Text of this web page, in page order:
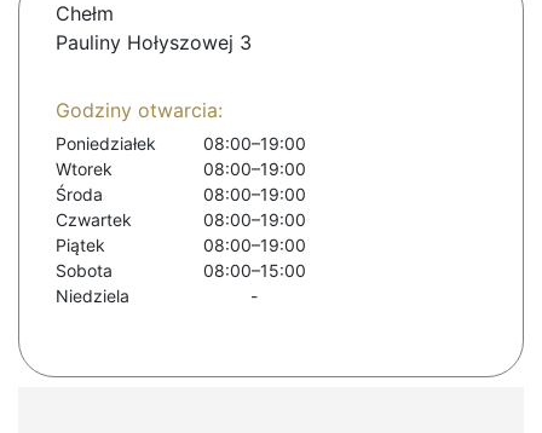
Chełm
Pauliny Hołyszowej 3
Godziny otwarcia:
Poniedziałek
08:00–19:00
Wtorek
08:00–19:00
Środa
08:00–19:00
Czwartek
08:00–19:00
Piątek
08:00–19:00
Sobota
08:00–15:00
Niedziela
-